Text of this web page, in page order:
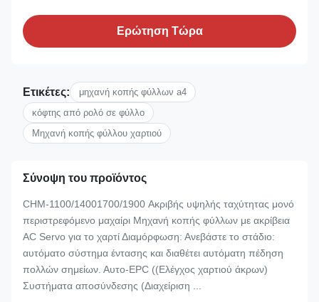
Ερώτηση Τώρα
Ετικέτες:
μηχανή κοπής φύλλων a4
κόφτης από ρολό σε φύλλο
Μηχανή κοπής φύλλου χαρτιού
Σύνοψη του προϊόντος
CHM-1100/14001700/1900 Ακριβής υψηλής ταχύτητας μονό
περιστρεφόμενο μαχαίρι Μηχανή κοπής φύλλων με ακρίβεια
AC Servo για το χαρτί Διαμόρφωση: Ανεβάστε το στάδιο:
αυτόματο σύστημα έντασης και διαθέτει αυτόματη πέδηση
πολλών σημείων. Αυτο-EPC ((Ελέγχος χαρτιού άκρων)
Συστήματα αποσύνδεσης (Διαχείριση ...